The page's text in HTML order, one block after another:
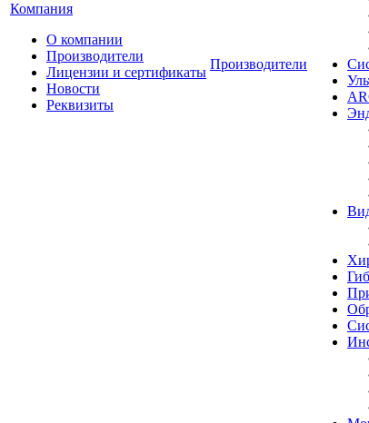
Компания
О компании
Производители
Лицензии и сертификаты
Новости
Реквизиты
Производители